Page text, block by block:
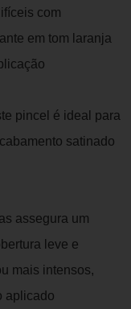
com
em tom laranja
pincel é ideal para
satinado
assegura um
leve e
mais intensos,
aplicado